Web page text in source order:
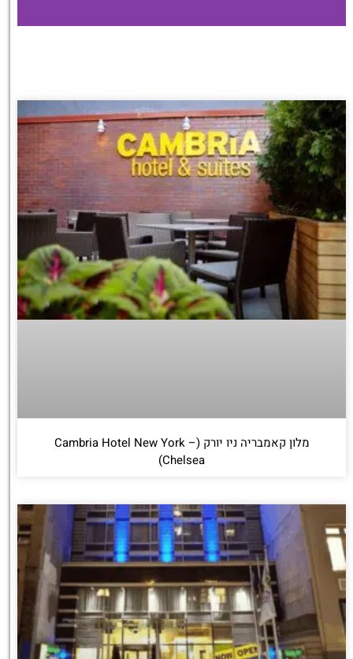
מומלץ?
לחצו
פה!
מלון קאמבריה ניו יורק (Cambria Hotel New York –
Chelsea)